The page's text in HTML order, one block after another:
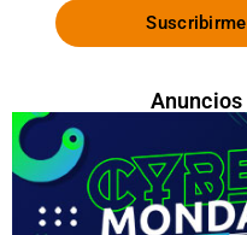
Suscribirme
Anuncios